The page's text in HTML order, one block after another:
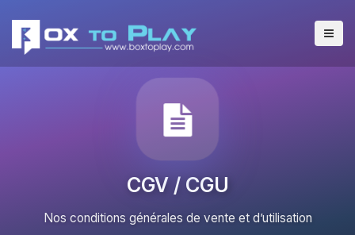
CGV / CGU
Nos conditions générales de vente et d’utilisation